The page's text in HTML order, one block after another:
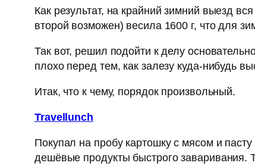
Как результат, на крайний зимний выезд
второй возможен) весила 1600 г, что для
Так вот, решил подойти к делу
плохо перед тем, как залезу куда-нибудь
Итак, что к чему, порядок произвольный.
Travellunch
Покупал на пробу картошку с мясом и
дешёвые продукты быстрого заваривания.